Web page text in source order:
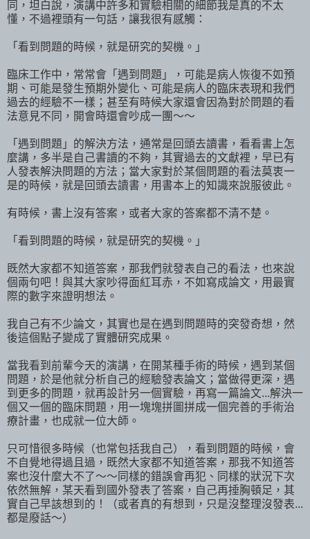
同，坦白說，演講中許多和實驗相關的細節我是真的不太
懂，不過裡頭有一句話，讓我很有感觸：
「看到問題的時候，就是研究的契機。」
臨床工作中，常常會「遇到問題」，可能是病人恢復不如預
期、可能是發生預期外變化、可能是病人的臨床表現和我們
過去的經驗不一樣；甚至有時候大家還會因為對於問題的看
法意見不同，開會時還會吵成一團～～
「遇到問題」的解決方法，通常是回頭去讀書，看看書上怎
麼講，多半是自己書讀的不夠，其實過去的文獻裡，早已有
人發表解決問題的方法；當大家對於某個問題的看法莫衷一
是的時候，就是回頭去讀書，用書本上的知識來說服彼此。
有時候，書上沒有答案，或者大家的答案都不清不楚。
「看到問題的時候，就是研究的契機。」
既然大家都不知道答案，那我們就發表自己的看法，也來說
個兩句吧！與其大家吵得面紅耳赤，不如寫成論文，用最實
際的數字來證明想法。
我自己有不少論文，其實也是在遇到問題時的突發奇想，然
後這個點子變成了實體研究成果。
當我看到前輩今天的演講，在開某種手術的時候，遇到某個
問題，於是他就分析自己的經驗發表論文；當做得更深，遇
到更多的問題，就再設計另一個實驗，再寫一篇論文...解決一
個又一個的臨床問題，用一塊塊拼圖拼成一個完善的手術治
療計畫，也成就一位大師。
只可惜很多時候（也常包括我自己），看到問題的時候，會
不自覺地得過且過，既然大家都不知道答案，那我不知道答
案也沒什麼大不了～～同樣的錯誤會再犯、同樣的狀況下次
依然無解，某天看到國外發表了答案，自己再捶胸頓足，其
實自己早該想到的！（或者真的有想到，只是沒整理沒發表...
都是廢話～）